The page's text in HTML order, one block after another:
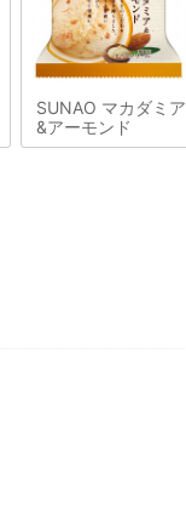
SUNAO マカダミア
&アーモンド